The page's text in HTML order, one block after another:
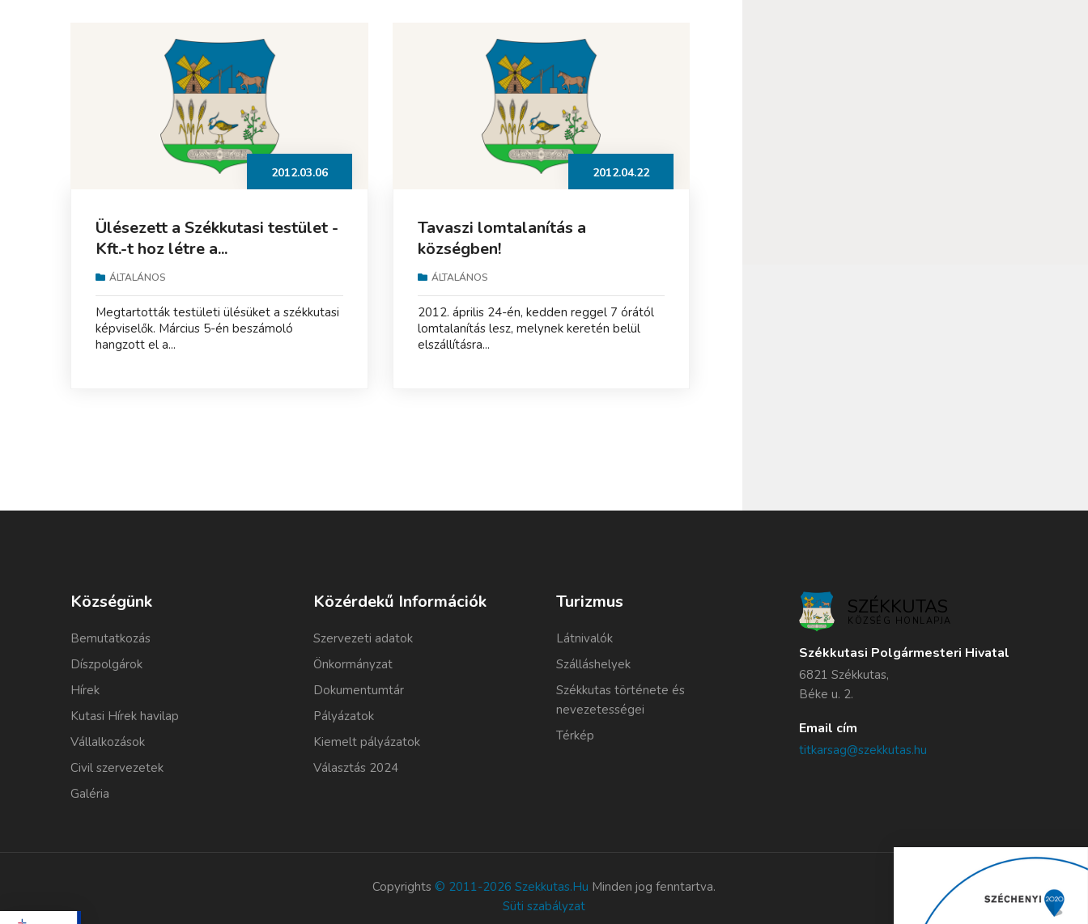
2012.03.06
Ülésezett a Székkutasi testület -
Kft.-t hoz létre a...
ÁLTALÁNOS
Megtartották testületi ülésüket a székkutasi
képviselők. Március 5-én beszámoló
hangzott el a...
2012.04.22
Tavaszi lomtalanítás a
községben!
ÁLTALÁNOS
2012. április 24-én, kedden reggel 7 órától
lomtalanítás lesz, melynek keretén belül
elszállításra...
Községünk
Bemutatkozás
Díszpolgárok
Hírek
Kutasi Hírek havilap
Vállalkozások
Civil szervezetek
Galéria
Közérdekű Információk
Szervezeti adatok
Önkormányzat
Dokumentumtár
Pályázatok
Kiemelt pályázatok
Választás 2024
Turizmus
Látnivalók
Szálláshelyek
Székkutas története és
nevezetességei
Térkép
SZÉKKUTAS
KÖZSÉG HONLAPJA
Székkutasi Polgármesteri Hivatal
6821 Székkutas,
Béke u. 2.
Email cím
titkarsag@szekkutas.hu
Copyrights © 2011-2026 Szekkutas.hu Minden jog fenntartva.
Süti szabályzat